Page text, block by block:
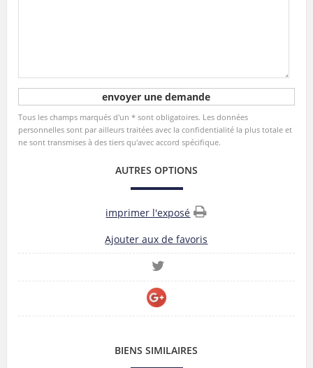
Tous les champs marqués d'un * sont obligatoires. Les données
personnelles sont par ailleurs traitées avec la confidentialité la plus totale et
ne sont transmises à des tiers qu'avec accord spécifique.
AUTRES OPTIONS
imprimer l'exposé
Ajouter aux de favoris
BIENS SIMILAIRES